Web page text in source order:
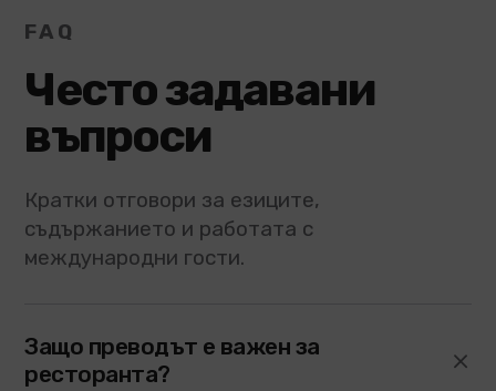
FAQ
Често задавани
въпроси
Кратки отговори за езиците,
съдържанието и работата с
международни гости.
Защо преводът е важен за
ресторанта?